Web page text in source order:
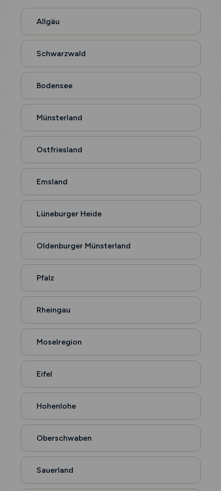
Allgäu
Schwarzwald
Bodensee
Münsterland
Ostfriesland
Emsland
Lüneburger Heide
Oldenburger Münsterland
Pfalz
Rheingau
Moselregion
Eifel
Hohenlohe
Oberschwaben
Sauerland